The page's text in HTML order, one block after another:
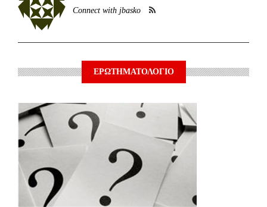
Connect with jbasko
ΕΡΩΤΗΜΑΤΟΛΟΓΙΟ